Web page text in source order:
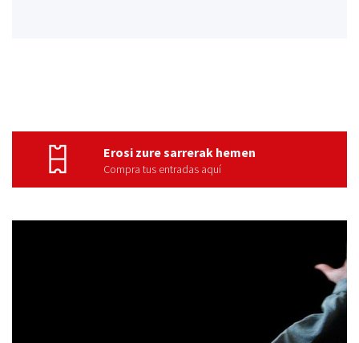
Erosi zure sarrerak hemen
Compra tus entradas aquí